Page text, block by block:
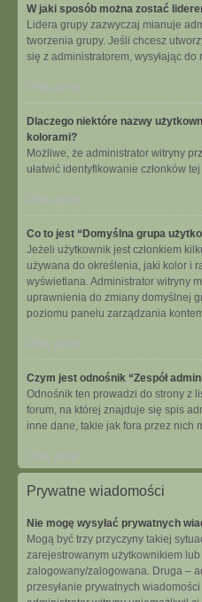
W jaki sposób można zostać
Lidera grupy zazwyczaj mianuje
tworzenia grupy. Jeśli chcesz
się z administratorem, wysyłając
Na górę
Dlaczego niektóre nazwy
kolorami?
Możliwe, że administrator witryny
ułatwić identyfikowanie członków
Na górę
Co to jest “Domyślna grupa
Jeżeli użytkownik jest członkiem
używana do określenia, jaki kolor i
wyświetlana. Administrator witryny
uprawnienia do zmiany domyślnej
poziomu panelu zarządzania
Na górę
Czym jest odnośnik “Zespół
Odnośnik ten prowadzi do strony z
forum, na której znajduje się spis
inne dane, takie jak fora przez nich
Na górę
Prywatne wiadomości
Nie mogę wysyłać prywatnych
Mogą być trzy przyczyny takiej
zarejestrowanym użytkownikiem
zalogowany/zalogowana. Druga –
przesyłanie prywatnych